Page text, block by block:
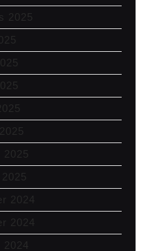
2025
2025
2024
2024
2024